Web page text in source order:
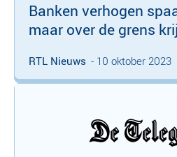
Banken verhogen
maar over de grens
RTL Nieuws - 10 oktober 2023